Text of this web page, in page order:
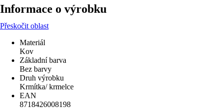
Informace o výrobku
Přeskočit oblast
Materiál
Kov
Základní barva
Bez barvy
Druh výrobku
Krmítka/ krmelce
EAN
8718426008198